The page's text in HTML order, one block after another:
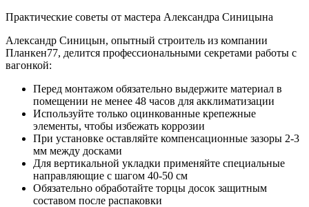
Практические советы от мастера Александра Синицына
Александр Синицын, опытный строитель из компании
Планкен77, делится профессиональными секретами работы с
вагонкой:
Перед монтажом обязательно выдержите материал в
помещении не менее 48 часов для акклиматизации
Используйте только оцинкованные крепежные
элементы, чтобы избежать коррозии
При установке оставляйте компенсационные зазоры 2-3
мм между досками
Для вертикальной укладки применяйте специальные
направляющие с шагом 40-50 см
Обязательно обработайте торцы досок защитным
составом после распаковки